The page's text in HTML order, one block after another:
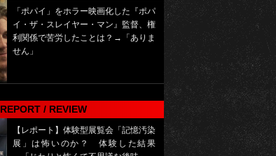
「ポパイ」をホラー映画化した『ポパ
イ・ザ・スレイヤー・マン』監督、権
利関係で苦労したことは？→「ありま
せん」
REPORT / REVIEW
【レポート】体験型展覧会「記憶汚染
展」は怖いのか？ 体験した結果